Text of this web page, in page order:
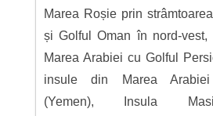
Marea Roșie prin
și Golful Oman în nord-vest,
Marea Arabiei cu Golful
insule din Marea
(Yemen), Insula